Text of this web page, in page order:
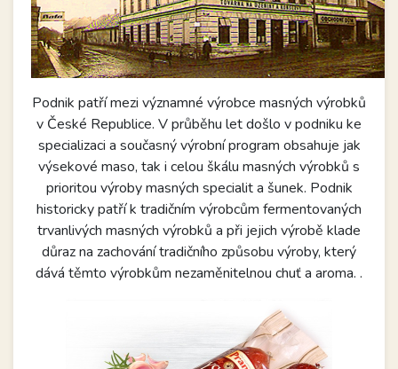
Podnik patří mezi významné výrobce masných výrobků
v České Republice. V průběhu let došlo v podniku ke
specializaci a současný výrobní program obsahuje jak
výsekové maso, tak i celou škálu masných výrobků s
prioritou výroby masných specialit a šunek. Podnik
historicky patří k tradičním výrobcům fermentovaných
trvanlivých masných výrobků a při jejich výrobě klade
důraz na zachování tradičního způsobu výroby, který
dává těmto výrobkům nezaměnitelnou chuť a aroma. .